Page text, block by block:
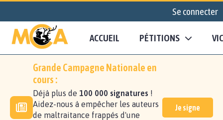
Se connecter
ACCUEIL PÉTITIONS
Grande Campagne Nationale en
cours :
Déjà plus de 100 000 signatures !
Aidez-nous à empêcher les auteurs
de maltraitance frappés d'une
Je signe